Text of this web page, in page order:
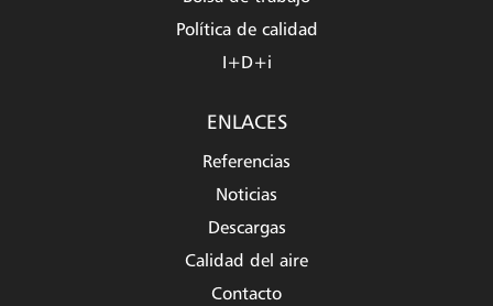
Política de calidad
I+D+i
ENLACES
Referencias
Noticias
Descargas
Calidad del aire
Contacto